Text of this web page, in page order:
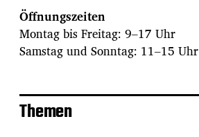
Öffnungszeiten
Montag bis Freitag: 9–17 Uhr
Samstag und Sonntag: 11–15 Uhr
Themen